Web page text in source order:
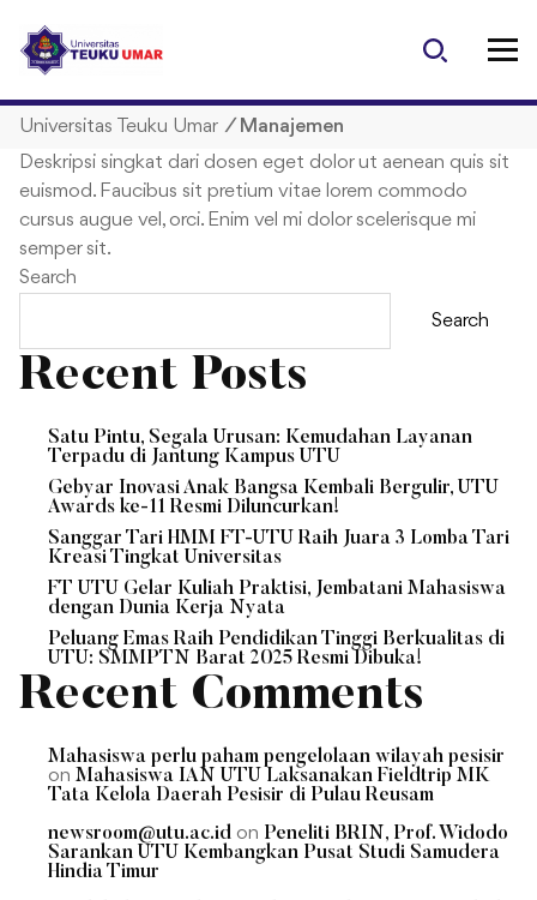
p
Universitas Teuku Umar / Manajemen
Deskripsi singkat dari dosen eget dolor ut aenean quis sit
euismod. Faucibus sit pretium vitae lorem commodo
cursus augue vel, orci. Enim vel mi dolor scelerisque mi
semper sit.
Search
Search
Recent Posts
Satu Pintu, Segala Urusan: Kemudahan Layanan
Terpadu di Jantung Kampus UTU
Gebyar Inovasi Anak Bangsa Kembali Bergulir, UTU
Awards ke-11 Resmi Diluncurkan!
Sanggar Tari HMM FT-UTU Raih Juara 3 Lomba Tari
Kreasi Tingkat Universitas
FT UTU Gelar Kuliah Praktisi, Jembatani Mahasiswa
dengan Dunia Kerja Nyata
Peluang Emas Raih Pendidikan Tinggi Berkualitas di
UTU: SMMPTN Barat 2025 Resmi Dibuka!
Recent Comments
Mahasiswa perlu paham pengelolaan wilayah pesisir
on Mahasiswa IAN UTU Laksanakan Fieldtrip MK
Tata Kelola Daerah Pesisir di Pulau Reusam
newsroom@utu.ac.id on Peneliti BRIN, Prof. Widodo
Sarankan UTU Kembangkan Pusat Studi Samudera
Hindia Timur